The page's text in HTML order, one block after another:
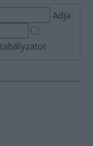
Adja
ot